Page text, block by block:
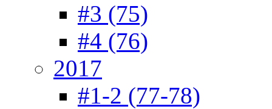
#3 (75)
#4 (76)
2017
#1-2 (77-78)